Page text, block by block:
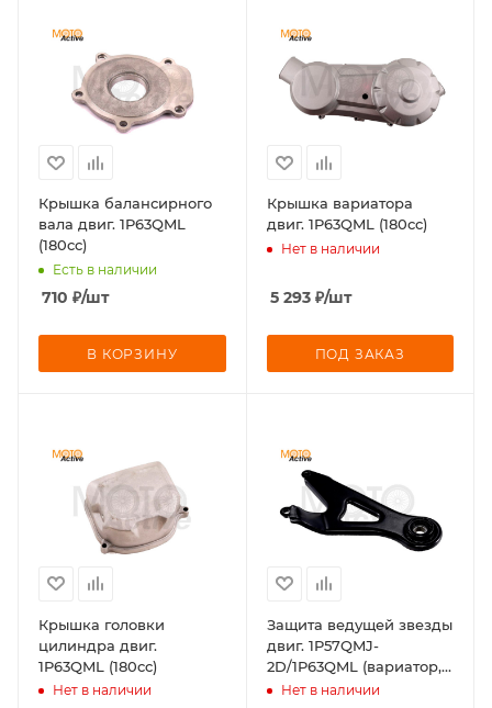
Крышка балансирного
вала двиг. 1P63QML
(180cc)
Есть в наличии
710 ₽/шт
В КОРЗИНУ
Крышка вариатора
двиг. 1P63QML (180cc)
Нет в наличии
5 293₽/шт
ПОД ЗАКАЗ
Крышка головки
цилиндра двиг.
1P63QML (180cc)
Нет в наличии
Защита ведущей звезды
двиг. 1P57QMJ-
2D/1P63QML (вариатор,
задн. ход)
Нет в наличии